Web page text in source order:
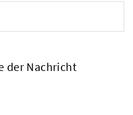
der Nachricht